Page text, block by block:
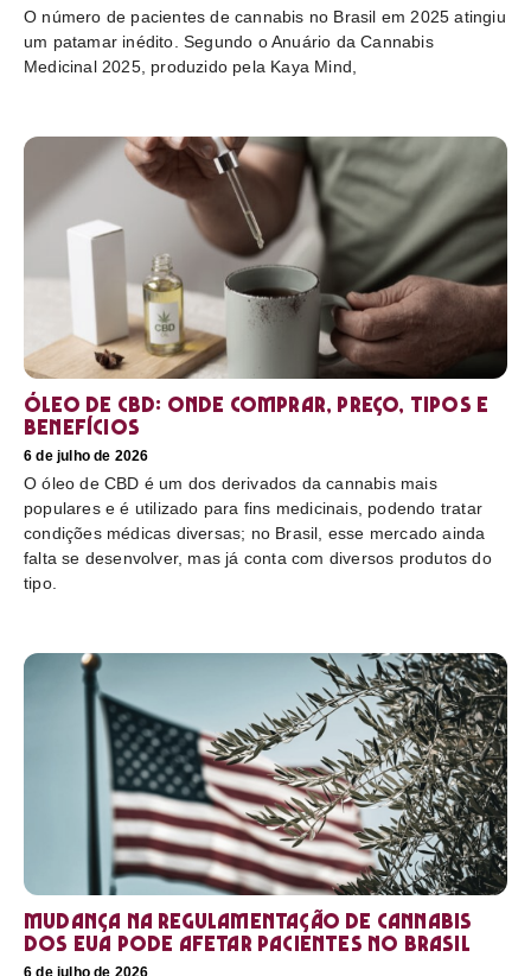
O número de pacientes de cannabis no Brasil em 2025 atingiu
um patamar inédito. Segundo o Anuário da Cannabis
Medicinal 2025, produzido pela Kaya Mind,
Óleo de CBD: Onde comprar, preço, tipos e
benefícios
6 de julho de 2026
O óleo de CBD é um dos derivados da cannabis mais
populares e é utilizado para fins medicinais, podendo tratar
condições médicas diversas; no Brasil, esse mercado ainda
falta se desenvolver, mas já conta com diversos produtos do
tipo.
Mudança na regulamentação de cannabis
dos EUA pode afetar pacientes no Brasil
6 de julho de 2026